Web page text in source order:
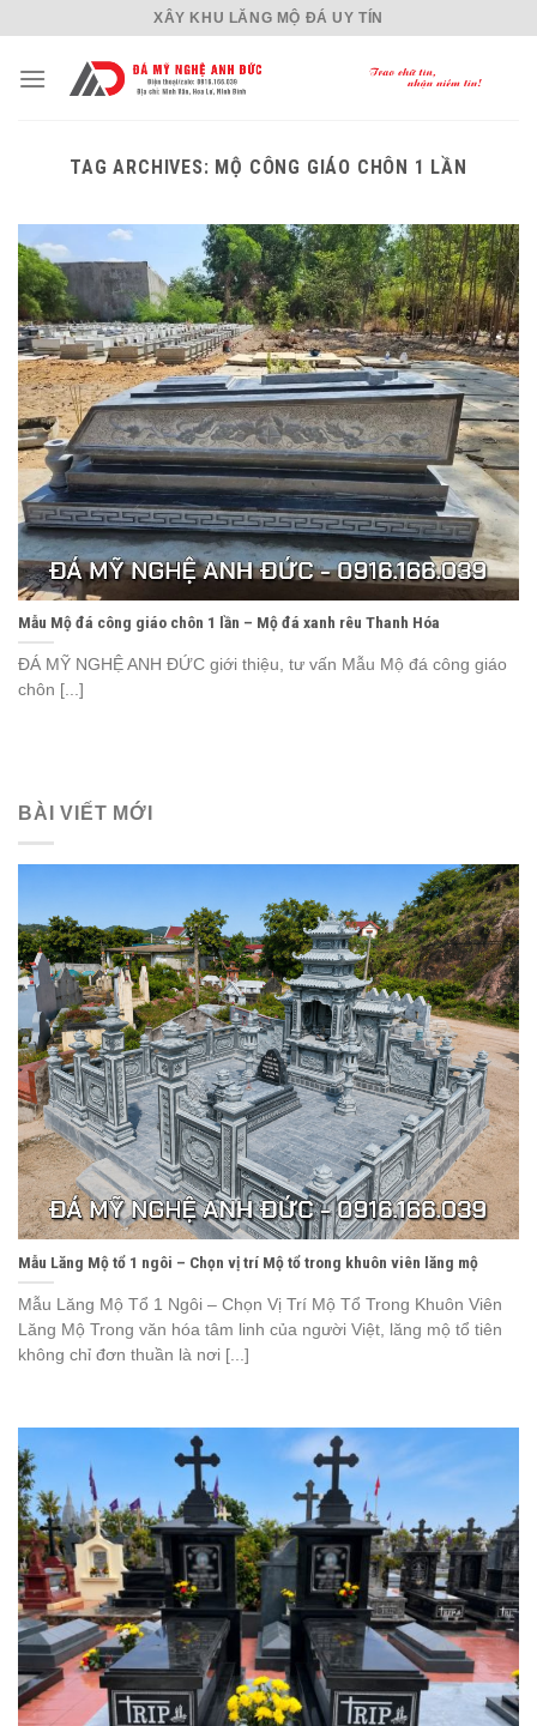
content
XÂY KHU LĂNG MỘ ĐÁ UY TÍN
TAG ARCHIVES: MỘ CÔNG GIÁO CHÔN 1 LẦN
Mẫu Mộ đá công giáo chôn 1 lần – Mộ đá xanh rêu Thanh Hóa
ĐÁ MỸ NGHỆ ANH ĐỨC giới thiệu, tư vấn Mẫu Mộ đá công giáo
chôn [...]
BÀI VIẾT MỚI
Mẫu Lăng Mộ tổ 1 ngôi – Chọn vị trí Mộ tổ trong khuôn viên lăng mộ
Mẫu Lăng Mộ Tổ 1 Ngôi – Chọn Vị Trí Mộ Tổ Trong Khuôn Viên
Lăng Mộ Trong văn hóa tâm linh của người Việt, lăng mộ tổ tiên
không chỉ đơn thuần là nơi [...]